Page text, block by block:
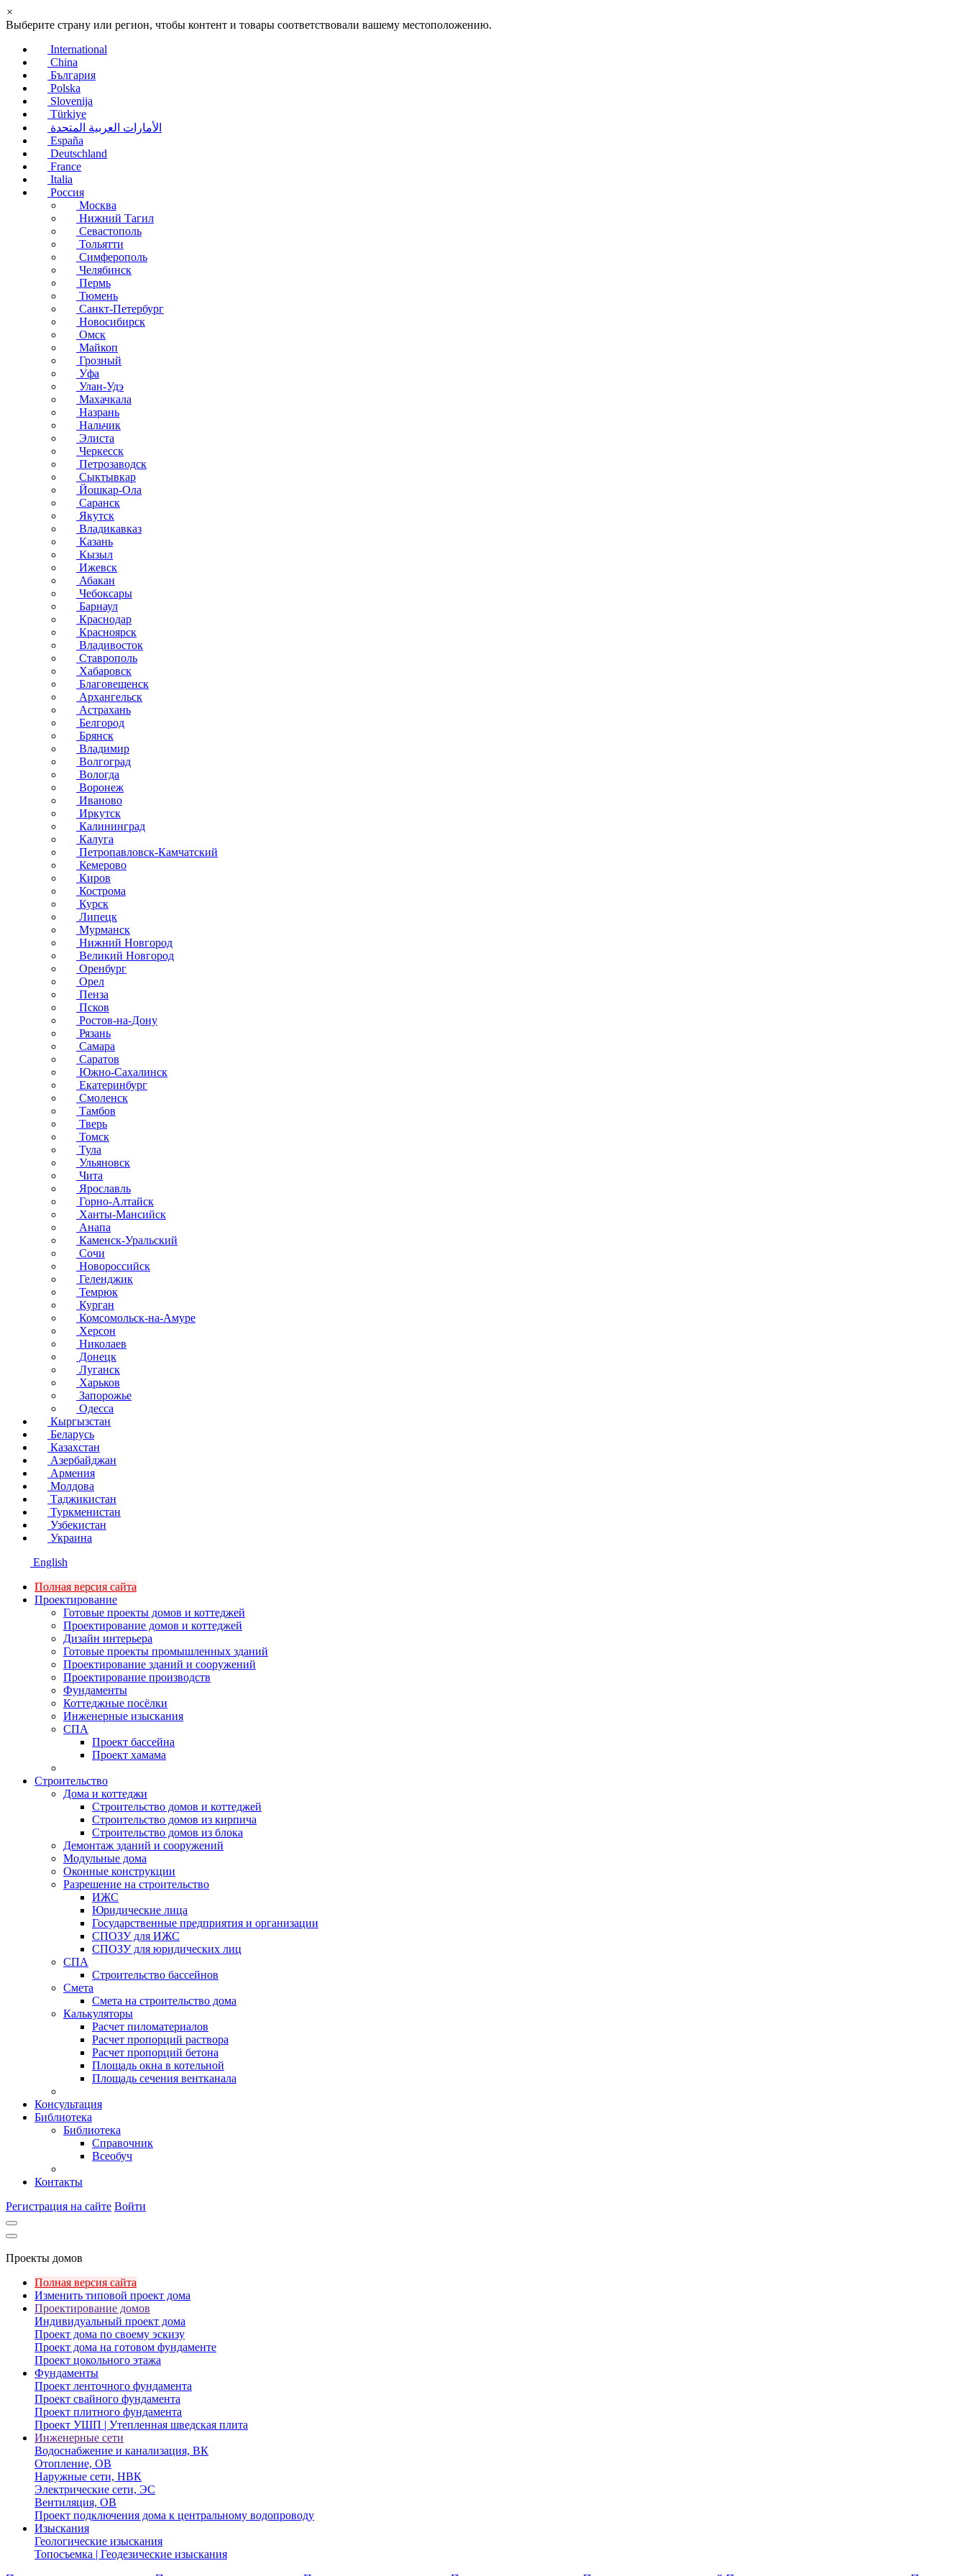
×
Выберите страну или регион, чтобы контент и товары соответствовали вашему местоположению.
International
China
България
Polska
Slovenija
Türkiye
الأمارات العربية المتحدة
España
Deutschland
France
Italia
Россия
Москва
Нижний Тагил
Севастополь
Тольятти
Симферополь
Челябинск
Пермь
Тюмень
Санкт-Петербург
Новосибирск
Омск
Майкоп
Грозный
Уфа
Улан-Удэ
Махачкала
Назрань
Нальчик
Элиста
Черкесск
Петрозаводск
Сыктывкар
Йошкар-Ола
Саранск
Якутск
Владикавказ
Казань
Кызыл
Ижевск
Абакан
Чебоксары
Барнаул
Краснодар
Красноярск
Владивосток
Ставрополь
Хабаровск
Благовещенск
Архангельск
Астрахань
Белгород
Брянск
Владимир
Волгоград
Вологда
Воронеж
Иваново
Иркутск
Калининград
Калуга
Петропавловск-Камчатский
Кемерово
Киров
Кострома
Курск
Липецк
Мурманск
Нижний Новгород
Великий Новгород
Оренбург
Орел
Пенза
Псков
Ростов-на-Дону
Рязань
Самара
Саратов
Южно-Сахалинск
Екатеринбург
Смоленск
Тамбов
Тверь
Томск
Тула
Ульяновск
Чита
Ярославль
Горно-Алтайск
Ханты-Мансийск
Анапа
Каменск-Уральский
Сочи
Новороссийск
Геленджик
Темрюк
Курган
Комсомольск-на-Амуре
Херсон
Николаев
Донецк
Луганск
Харьков
Запорожье
Одесса
Кыргызстан
Беларусь
Казахстан
Азербайджан
Армения
Молдова
Таджикистан
Туркменистан
Узбекистан
Украина
English
Полная версия сайта
Проектирование
Готовые проекты домов и коттеджей
Проектирование домов и коттеджей
Дизайн интерьера
Готовые проекты промышленных зданий
Проектирование зданий и сооружений
Проектирование производств
Фундаменты
Коттеджные посёлки
Инженерные изыскания
СПА
Проект бассейна
Проект хамама
Строительство
Дома и коттеджи
Строительство домов и коттеджей
Строительство домов из кирпича
Строительство домов из блока
Демонтаж зданий и сооружений
Модульные дома
Оконные конструкции
Разрешение на строительство
ИЖС
Юридические лица
Государственные предприятия и организации
СПОЗУ для ИЖС
СПОЗУ для юридических лиц
СПА
Строительство бассейнов
Смета
Смета на строительство дома
Калькуляторы
Расчет пиломатериалов
Расчет пропорций раствора
Расчет пропорций бетона
Площадь окна в котельной
Площадь сечения вентканала
Консультация
Библиотека
Библиотека
Справочник
Всеобуч
Контакты
Регистрация на сайте Войти
Проекты домов
Полная версия сайта
Изменить типовой проект дома
Проектирование домов
Индивидуальный проект дома
Проект дома по своему эскизу
Проект дома на готовом фундаменте
Проект цокольного этажа
Фундаменты
Проект ленточного фундамента
Проект свайного фундамента
Проект плитного фундамента
Проект УШП | Утепленная шведская плита
Инженерные сети
Водоснабжение и канализация, ВК
Отопление, ОВ
Наружные сети, НВК
Электрические сети, ЭС
Вентиляция, ОВ
Проект подключения дома к центральному водопроводу
Изыскания
Геологические изыскания
Топосъемка | Геодезические изыскания